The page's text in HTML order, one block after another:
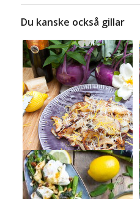
Du kanske också gillar